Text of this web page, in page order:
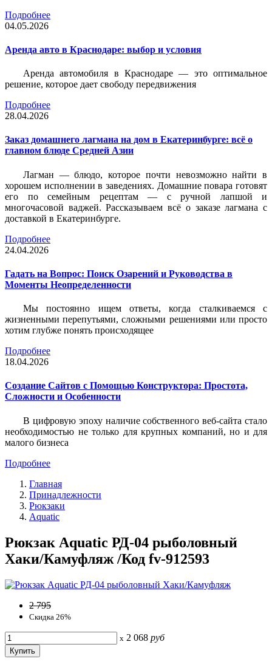
Подробнее
04.05.2026
Аренда авто в Краснодаре: выбор и условия
Аренда автомобиля в Краснодаре — это оптимальное
решение, которое дает свободу передвижения
Подробнее
28.04.2026
Заказ домашнего лагмана на дом в Екатеринбурге: всё о
главном блюде Средней Азии
Лагман — блюдо, которое почти невозможно найти в
хорошем исполнении в заведениях. Домашние повара готовят
его по семейным рецептам — с ручной лапшой и
многочасовой ваджей. Рассказываем всё о заказе лагмана с
доставкой в Екатеринбурге.
Подробнее
24.04.2026
Гадать на Вопрос: Поиск Озарений и Руководства в
Моменты Неопределенности
Мы постоянно ищем ответы, когда сталкиваемся с
жизненными перепутьями, сложными решениями или просто
хотим глубже понять происходящее
Подробнее
18.04.2026
Создание Сайтов с Помощью Конструктора: Простота,
Сложности и Особенности
В цифровую эпоху наличие собственного веб-сайта стало
необходимостью не только для крупных компаний, но и для
малого бизнеса
Подробнее
Главная
Принадлежности
Рюкзаки
Aquatic
Рюкзак Aquatic РД-04 рыболовный
Хаки/Камуфляж /Код fv-912593
2 795
Скидка 26%
x 2 068 руб